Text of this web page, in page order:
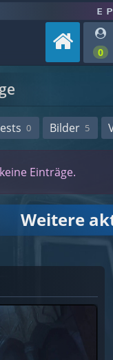
0
0 Bilder 5
Einträge.
Weitere